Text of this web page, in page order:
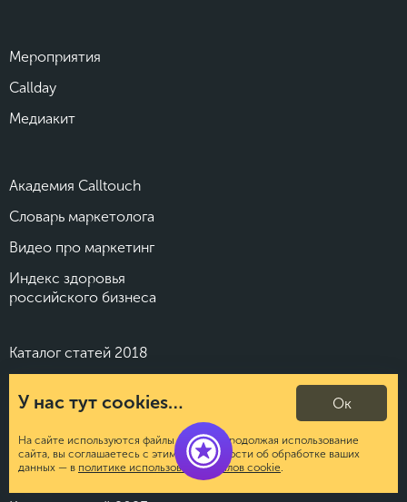
Мероприятия
Callday
Медиакит
Академия Calltouch
Словарь маркетолога
Видео про маркетинг
Индекс здоровья
российского бизнеса
Каталог статей 2018
Каталог статей 2020
Каталог статей 2021
Каталог статей 2022
У нас тут cookies…
На сайте используются файлы cookies. Продолжая использование
сайта, вы соглашаетесь с этим. Подробности об обработке ваших
данных — в политике использования файлов cookie.
Ок